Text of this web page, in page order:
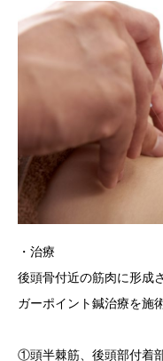
・治療
後頭骨付近の筋肉に形成
ガーポイント鍼治療を施術
①頭半棘筋、後頭部付着部